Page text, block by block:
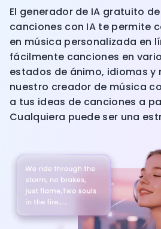
El generador de IA gratuito
canciones con IA te permite
en música personalizada en
fácilmente canciones en
estados de ánimo, idiomas y
nuestro creador de música
a tus ideas de canciones a
Cualquiera puede ser una